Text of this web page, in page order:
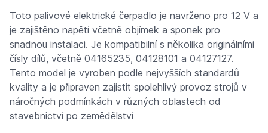
Toto palivové elektrické čerpadlo je navrženo pro 12 V a
je zajištěno napětí včetně objímek a sponek pro
snadnou instalaci. Je kompatibilní s několika originálními
čísly dílů, včetně 04165235, 04128101 a 04127127.
Tento model je vyroben podle nejvyšších standardů
kvality a je připraven zajistit spolehlivý provoz strojů v
náročných podmínkách v různých oblastech od
stavebnictví po zemědělství